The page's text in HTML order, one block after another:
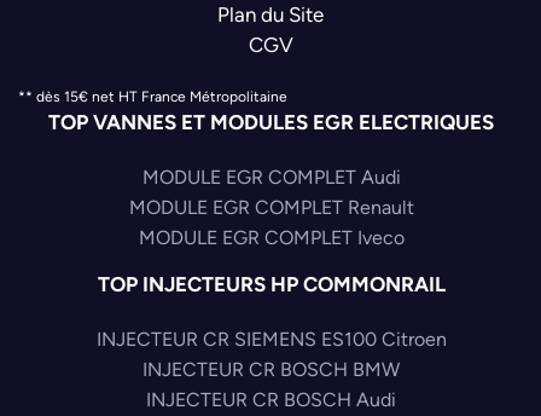
Plan du Site
CGV
** dès 15€ net HT France Métropolitaine
TOP VANNES ET MODULES EGR ELECTRIQUES
MODULE EGR COMPLET Audi
MODULE EGR COMPLET Renault
MODULE EGR COMPLET Iveco
TOP INJECTEURS HP COMMONRAIL
INJECTEUR CR SIEMENS ES100 Citroen
INJECTEUR CR BOSCH BMW
INJECTEUR CR BOSCH Audi